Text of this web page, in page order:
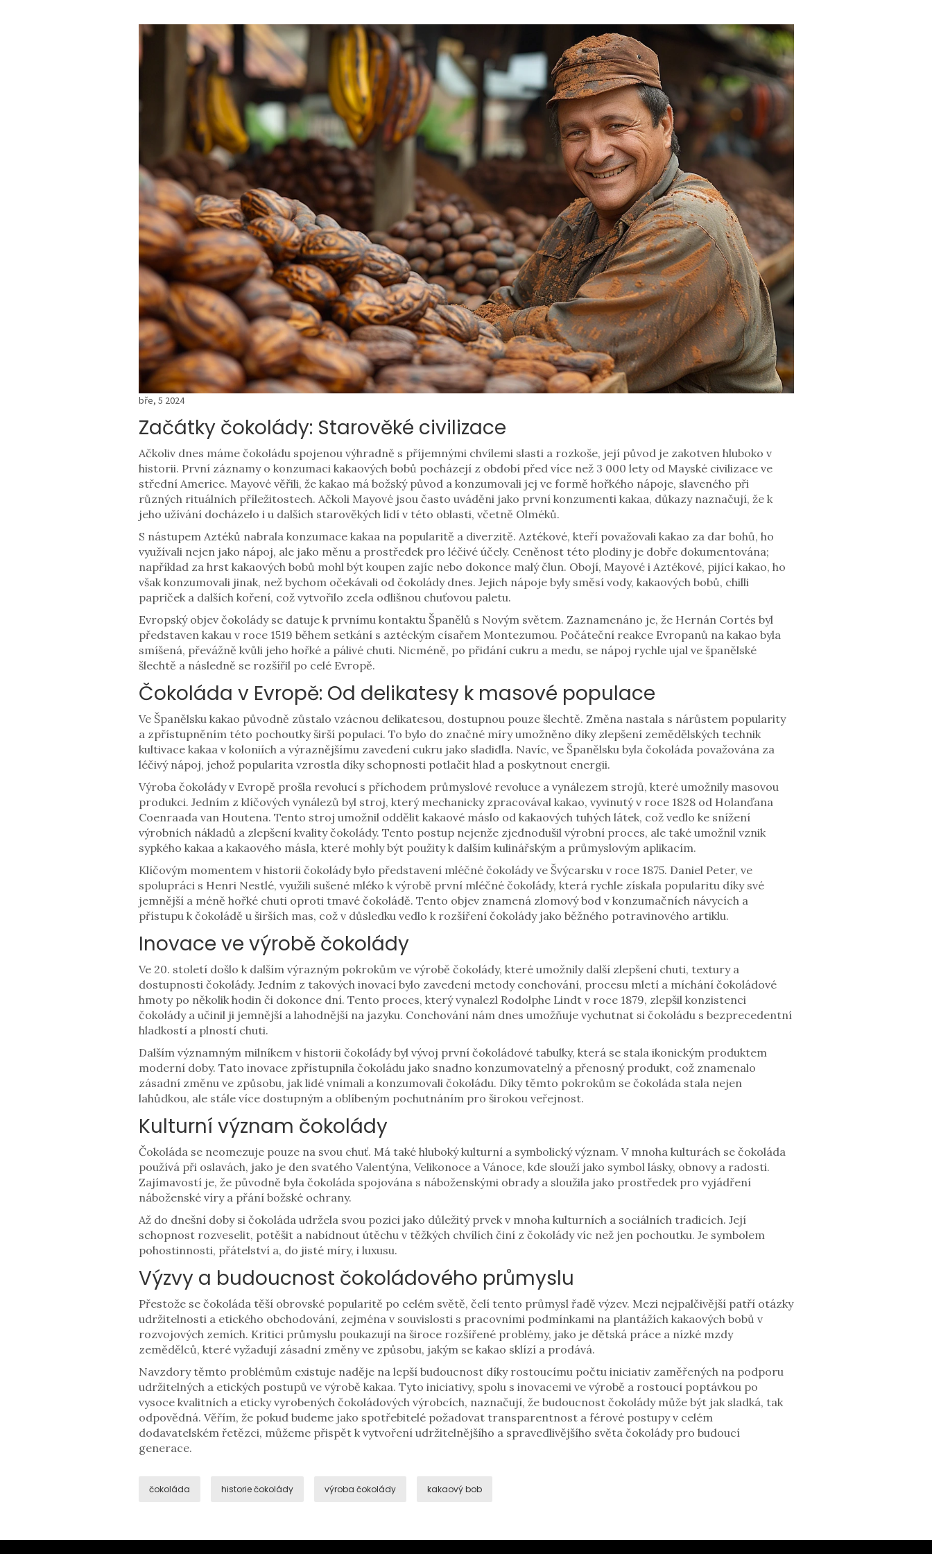
bře, 5 2024
Začátky čokolády: Starověké civilizace
Ačkoliv dnes máme čokoládu spojenou výhradně s příjemnými chvílemi slasti a rozkoše, její původ je zakotven hluboko v
historii. První záznamy o konzumaci kakaových bobů pocházejí z období před více než 3 000 lety od Mayské civilizace ve
střední Americe. Mayové věřili, že kakao má božský původ a konzumovali jej ve formě hořkého nápoje, slaveného při
různých rituálních příležitostech. Ačkoli Mayové jsou často uváděni jako první konzumenti kakaa, důkazy naznačují, že k
jeho užívání docházelo i u dalších starověkých lidí v této oblasti, včetně Olméků.
S nástupem Aztéků nabrala konzumace kakaa na popularitě a diverzitě. Aztékové, kteří považovali kakao za dar bohů, ho
využívali nejen jako nápoj, ale jako měnu a prostředek pro léčivé účely. Ceněnost této plodiny je dobře dokumentována;
například za hrst kakaových bobů mohl být koupen zajíc nebo dokonce malý člun. Obojí, Mayové i Aztékové, pijící kakao, ho
však konzumovali jinak, než bychom očekávali od čokolády dnes. Jejich nápoje byly směsí vody, kakaových bobů, chilli
papriček a dalších koření, což vytvořilo zcela odlišnou chuťovou paletu.
Evropský objev čokolády se datuje k prvnímu kontaktu Španělů s Novým světem. Zaznamenáno je, že Hernán Cortés byl
představen kakau v roce 1519 během setkání s aztéckým císařem Montezumou. Počáteční reakce Evropanů na kakao byla
smíšená, převážně kvůli jeho hořké a pálivé chuti. Nicméně, po přidání cukru a medu, se nápoj rychle ujal ve španělské
šlechtě a následně se rozšířil po celé Evropě.
Čokoláda v Evropě: Od delikatesy k masové populace
Ve Španělsku kakao původně zůstalo vzácnou delikatesou, dostupnou pouze šlechtě. Změna nastala s nárůstem popularity
a zpřístupněním této pochoutky širší populaci. To bylo do značné míry umožněno díky zlepšení zemědělských technik
kultivace kakaa v koloniích a výraznějšímu zavedení cukru jako sladidla. Navíc, ve Španělsku byla čokoláda považována za
léčivý nápoj, jehož popularita vzrostla díky schopnosti potlačit hlad a poskytnout energii.
Výroba čokolády v Evropě prošla revolucí s příchodem průmyslové revoluce a vynálezem strojů, které umožnily masovou
produkci. Jedním z klíčových vynálezů byl stroj, který mechanicky zpracovával kakao, vyvinutý v roce 1828 od Holanďana
Coenraada van Houtena. Tento stroj umožnil oddělit kakaové máslo od kakaových tuhých látek, což vedlo ke snížení
výrobních nákladů a zlepšení kvality čokolády. Tento postup nejenže zjednodušil výrobní proces, ale také umožnil vznik
sypkého kakaa a kakaového másla, které mohly být použity k dalším kulinářským a průmyslovým aplikacím.
Klíčovým momentem v historii čokolády bylo představení mléčné čokolády ve Švýcarsku v roce 1875. Daniel Peter, ve
spolupráci s Henri Nestlé, využili sušené mléko k výrobě první mléčné čokolády, která rychle získala popularitu díky své
jemnější a méně hořké chuti oproti tmavé čokoládě. Tento objev znamená zlomový bod v konzumačních návycích a
přístupu k čokoládě u širších mas, což v důsledku vedlo k rozšíření čokolády jako běžného potravinového artiklu.
Inovace ve výrobě čokolády
Ve 20. století došlo k dalším výrazným pokrokům ve výrobě čokolády, které umožnily další zlepšení chuti, textury a
dostupnosti čokolády. Jedním z takových inovací bylo zavedení metody conchování, procesu mletí a míchání čokoládové
hmoty po několik hodin či dokonce dní. Tento proces, který vynalezl Rodolphe Lindt v roce 1879, zlepšil konzistenci
čokolády a učinil ji jemnější a lahodnější na jazyku. Conchování nám dnes umožňuje vychutnat si čokoládu s bezprecedentní
hladkostí a plností chuti.
Dalším významným milníkem v historii čokolády byl vývoj první čokoládové tabulky, která se stala ikonickým produktem
moderní doby. Tato inovace zpřístupnila čokoládu jako snadno konzumovatelný a přenosný produkt, což znamenalo
zásadní změnu ve způsobu, jak lidé vnímali a konzumovali čokoládu. Díky těmto pokrokům se čokoláda stala nejen
lahůdkou, ale stále více dostupným a oblíbeným pochutnáním pro širokou veřejnost.
Kulturní význam čokolády
Čokoláda se neomezuje pouze na svou chuť. Má také hluboký kulturní a symbolický význam. V mnoha kulturách se čokoláda
používá při oslavách, jako je den svatého Valentýna, Velikonoce a Vánoce, kde slouží jako symbol lásky, obnovy a radosti.
Zajímavostí je, že původně byla čokoláda spojována s náboženskými obrady a sloužila jako prostředek pro vyjádření
náboženské víry a přání božské ochrany.
Až do dnešní doby si čokoláda udržela svou pozici jako důležitý prvek v mnoha kulturních a sociálních tradicích. Její
schopnost rozveselit, potěšit a nabídnout útěchu v těžkých chvílích činí z čokolády víc než jen pochoutku. Je symbolem
pohostinnosti, přátelství a, do jisté míry, i luxusu.
Výzvy a budoucnost čokoládového průmyslu
Přestože se čokoláda těší obrovské popularitě po celém světě, čelí tento průmysl řadě výzev. Mezi nejpalčivější patří otázky
udržitelnosti a etického obchodování, zejména v souvislosti s pracovními podmínkami na plantážích kakaových bobů v
rozvojových zemích. Kritici průmyslu poukazují na široce rozšířené problémy, jako je dětská práce a nízké mzdy
zemědělců, které vyžadují zásadní změny ve způsobu, jakým se kakao sklízí a prodává.
Navzdory těmto problémům existuje naděje na lepší budoucnost díky rostoucímu počtu iniciativ zaměřených na podporu
udržitelných a etických postupů ve výrobě kakaa. Tyto iniciativy, spolu s inovacemi ve výrobě a rostoucí poptávkou po
vysoce kvalitních a eticky vyrobených čokoládových výrobcích, naznačují, že budoucnost čokolády může být jak sladká, tak
odpovědná. Věřím, že pokud budeme jako spotřebitelé požadovat transparentnost a férové postupy v celém
dodavatelském řetězci, můžeme přispět k vytvoření udržitelnějšího a spravedlivějšího světa čokolády pro budoucí
generace.
čokoláda historie čokolády výroba čokolády kakaový bob